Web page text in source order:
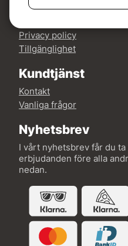
Köp- och leveransvillkor
Privacy policy
Tillgänglighet
Kundtjänst
Kontakt
Vanliga frågor
Nyhetsbrev
I vårt nyhetsbrev får du
erbjudanden före alla
nedan.